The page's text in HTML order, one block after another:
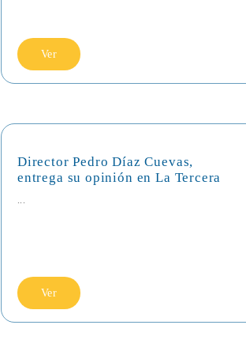
Ver
Director Pedro Díaz Cuevas,
entrega su opinión en La Tercera
Ver